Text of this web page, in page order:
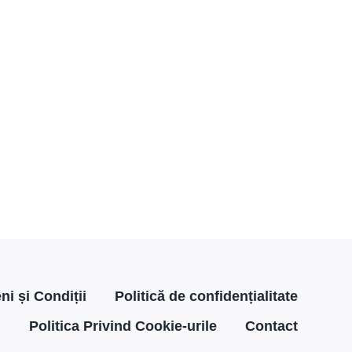
și Condiții
Politică de confidențialitate
Politica Privind Cookie-urile
Contact